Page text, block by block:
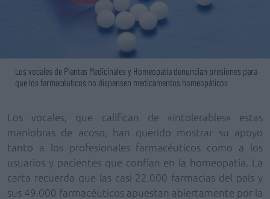
Los vocales de Plantas Medicinales y Homeopatía denuncian presiones para
que los farmacéuticos no dispensen medicamentos homeopáticos
Los vocales, que califican de «intolerables» estas
maniobras de acoso, han querido mostrar su apoyo
tanto a los profesionales farmacéuticos como a los
usuarios y pacientes que confían en la homeopatía. La
carta recuerda que las casi 22.000 farmacias del país y
sus 49.000 farmacéuticos apuestan abiertamente por la